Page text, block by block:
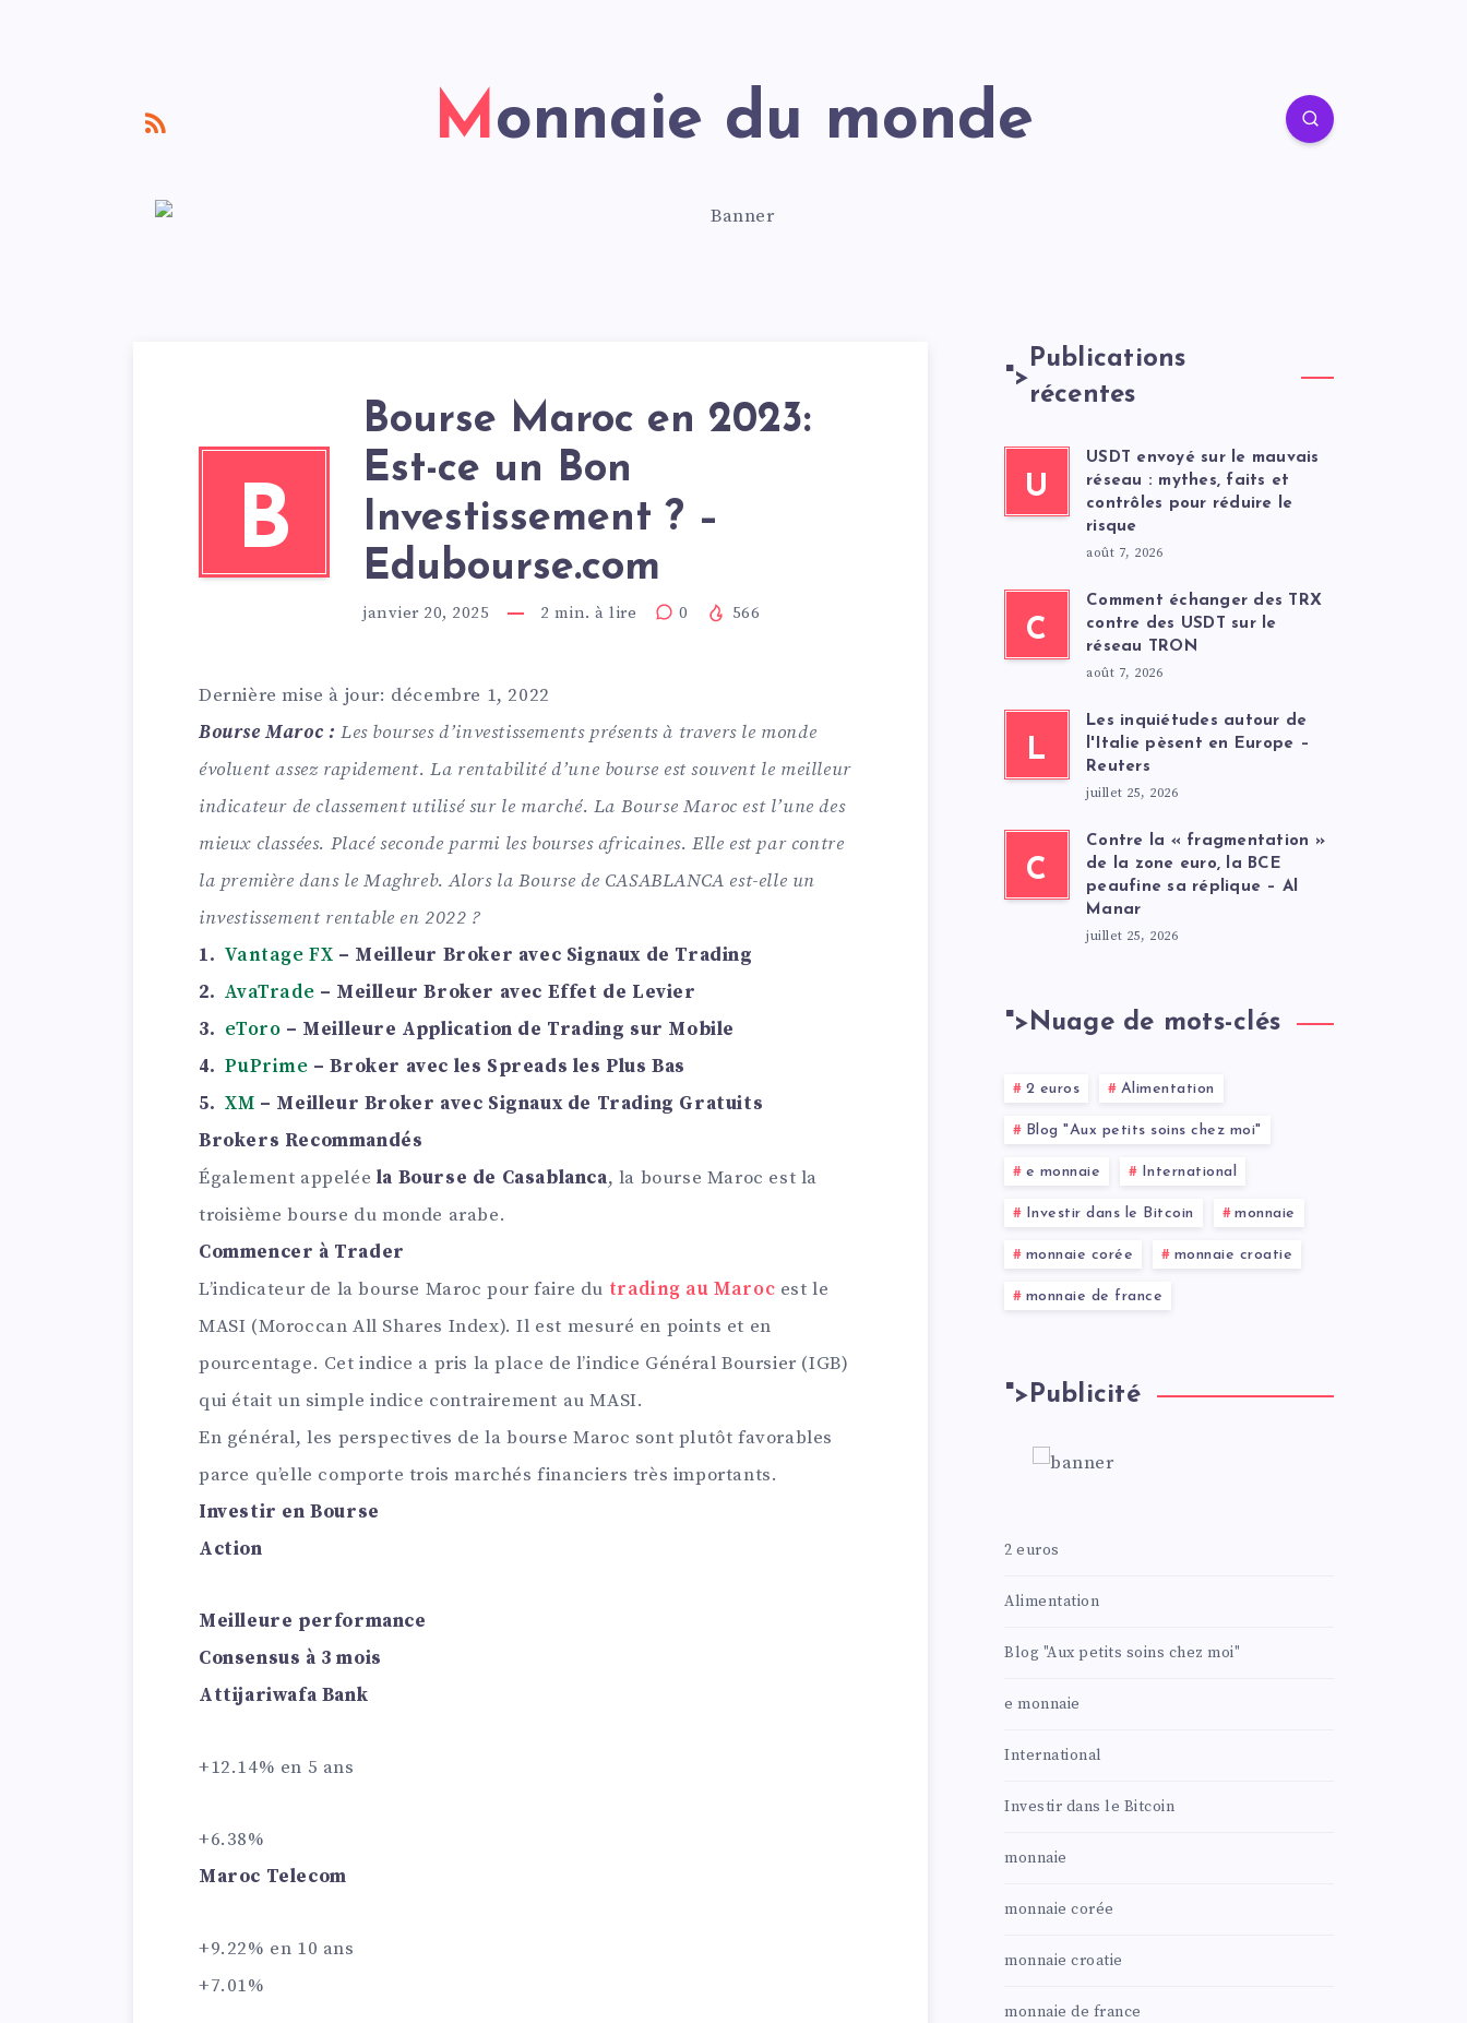
Monnaie du monde
B
Bourse Maroc en 2023:
Est-ce un Bon
Investissement ? –
Edubourse.com
janvier 20, 2025 2 min. à lire 0 566
Dernière mise à jour: décembre 1, 2022
Bourse Maroc : Les bourses d’investissements présents à travers le monde
évoluent assez rapidement. La rentabilité d’une bourse est souvent le meilleur
indicateur de classement utilisé sur le marché. La Bourse Maroc est l’une des
mieux classées. Placé seconde parmi les bourses africaines. Elle est par contre
la première dans le Maghreb. Alors la Bourse de CASABLANCA est-elle un
investissement rentable en 2022 ?
1.Vantage FX – Meilleur Broker avec Signaux de Trading
2.AvaTrade – Meilleur Broker avec Effet de Levier
3. eToro – Meilleure Application de Trading sur Mobile
4.PuPrime – Broker avec les Spreads les Plus Bas
5.XM – Meilleur Broker avec Signaux de Trading Gratuits
Brokers Recommandés
Également appelée la Bourse de Casablanca, la bourse Maroc est la
troisième bourse du monde arabe.
Commencer à Trader
L’indicateur de la bourse Maroc pour faire du trading au Maroc est le
MASI (Moroccan All Shares Index). Il est mesuré en points et en
pourcentage. Cet indice a pris la place de l’indice Général Boursier (IGB)
qui était un simple indice contrairement au MASI.
En général, les perspectives de la bourse Maroc sont plutôt favorables
parce qu’elle comporte trois marchés financiers très importants.
Investir en Bourse
Action
Meilleure performance
Consensus à 3 mois
Attijariwafa Bank
+12.14% en 5 ans
+6.38%
Maroc Telecom
+9.22% en 10 ans
+7.01%
">
Publications
récentes
U
USDT envoyé sur le mauvais
réseau : mythes, faits et
contrôles pour réduire le
risque
août 7, 2026
C
Comment échanger des TRX
contre des USDT sur le
réseau TRON
août 7, 2026
L
Les inquiétudes autour de
l'Italie pèsent en Europe –
Reuters
juillet 25, 2026
C
Contre la « fragmentation »
de la zone euro, la BCE
peaufine sa réplique – Al
Manar
juillet 25, 2026
">Nuage de mots-clés
2 euros Alimentation
Blog "Aux petits soins chez moi"
e monnaie International
Investir dans le Bitcoin monnaie
monnaie corée monnaie croatie
monnaie de france
">Publicité
2 euros
Alimentation
Blog "Aux petits soins chez moi"
e monnaie
International
Investir dans le Bitcoin
monnaie
monnaie corée
monnaie croatie
monnaie de france